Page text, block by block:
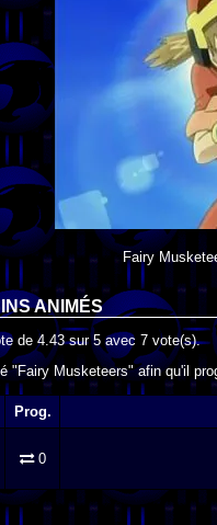
Fairy
ANIMÉS
de 4.43sur5 avec 7 vote(s).
"Fairy Musketeers" afin qu'il
Prog.
0